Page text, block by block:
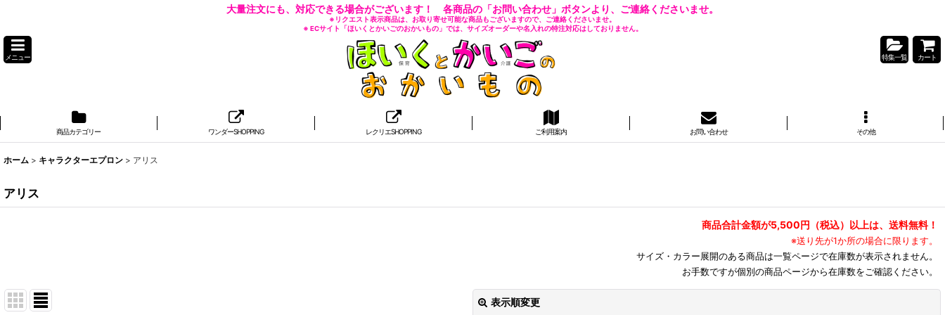
大量注文にも、対応できる場合がございます！ 各商品の「お問い合わせ」ボタンより、ご連絡くださいませ。
※リクエスト表示商品は、お取り寄せ可能な商品もございますので、ご連絡くださいませ。
※ ECサイト「ほいくとかいごのおかいもの」では、サイズオーダーや名入れの特注対応はしておりません。
メニュー 特集一覧 カート
商品カテゴリー ワンダーSHOPPING レクリエSHOPPING ご利用案内 お問い合わせ その他
ホーム > キャラクターエプロン > アリス
アリス
商品合計金額が5,500円（税込）以上は、送料無料！
※送り先が1か所の場合に限ります。
サイズ・カラー展開のある商品は一覧ページで在庫数が表示されません。
お手数ですが個別の商品ページから在庫数をご確認ください。
表示順変更